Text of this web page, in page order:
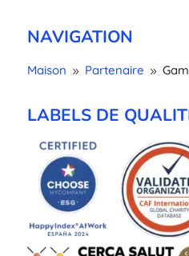
NAVIGATION
Maison 9 Partenaire 9
LABELS DE